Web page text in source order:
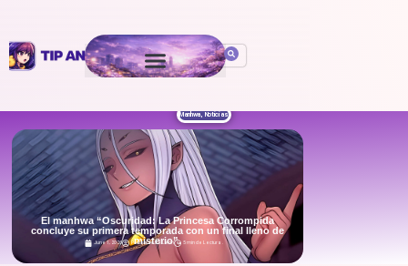
Manhwa, Noticias
El manhwa “Oscuridad: La Princesa Corrompida
concluye su primera temporada con un final lleno de
misterio”.
June 1, 2026 PorIsaac De León 5 min de Lectura .